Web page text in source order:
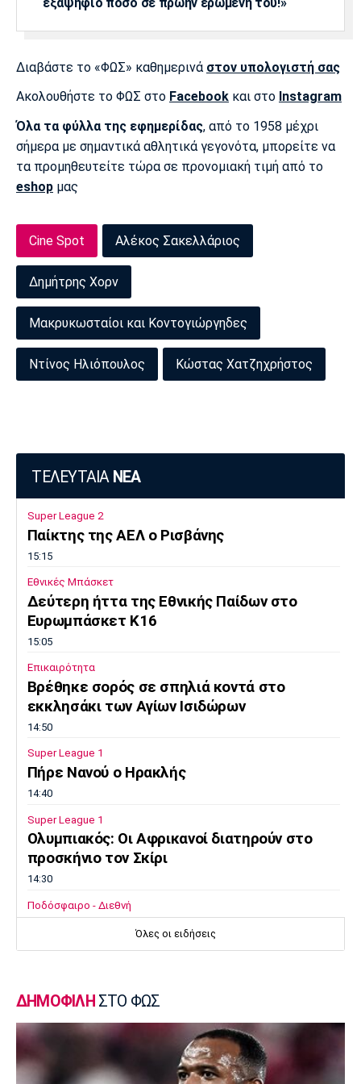
Διαβάστε το «ΦΩΣ» καθημερινά στον υπολογιστή σας
Ακολουθήστε το ΦΩΣ στο Facebook και στο Instagram
Όλα τα φύλλα της εφημερίδας, από το 1958 μέχρι
σήμερα με σημαντικά αθλητικά γεγονότα, μπορείτε να
τα προμηθευτείτε τώρα σε προνομιακή τιμή από το
eshop μας
Cine Spot Αλέκος Σακελλάριος
Δημήτρης Χορν
Μακρυκωσταίοι και Κοντογιώργηδες
Ντίνος Ηλιόπουλος Κώστας Χατζηχρήστος
ΤΕΛΕΥΤΑΙΑ ΝΕΑ
Super League 2
Παίκτης της ΑΕΛ ο Ρισβάνης
15:15
Εθνικές Μπάσκετ
Δεύτερη ήττα της Εθνικής Παίδων στο
Ευρωμπάσκετ Κ16
15:05
Επικαιρότητα
Βρέθηκε σορός σε σπηλιά κοντά στο
εκκλησάκι των Αγίων Ισιδώρων
14:50
Super League 1
Πήρε Νανού ο Ηρακλής
14:40
Super League 1
Ολυμπιακός: Οι Αφρικανοί διατηρούν στο
προσκήνιο τον Σκίρι
14:30
Ποδόσφαιρο - Διεθνή
Ολοκληρώνει τη μεταγραφή του Ντιομαντέ
Παναθηναϊκός: Σε φουλ ρυθμούς ο Λιβάι
14:10
Super League 1
«Παίρνει Ντίκμαν ο ΟΦΗ»
Όλες οι ειδήσεις
ΔΗΜΟΦΙΛΗ ΣΤΟ ΦΩΣ